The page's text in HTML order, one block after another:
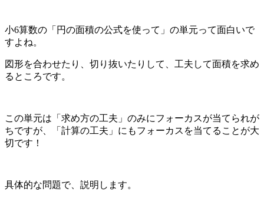
小6算数の「円の面積の公式を使って」の単元って面白いで
すよね。
図形を合わせたり、切り抜いたりして、工夫して面積を求め
るところです。
この単元は「求め方の工夫」のみにフォーカスが当てられが
ちですが、「計算の工夫」にもフォーカスを当てることが大
切です！
具体的な問題で、説明します。